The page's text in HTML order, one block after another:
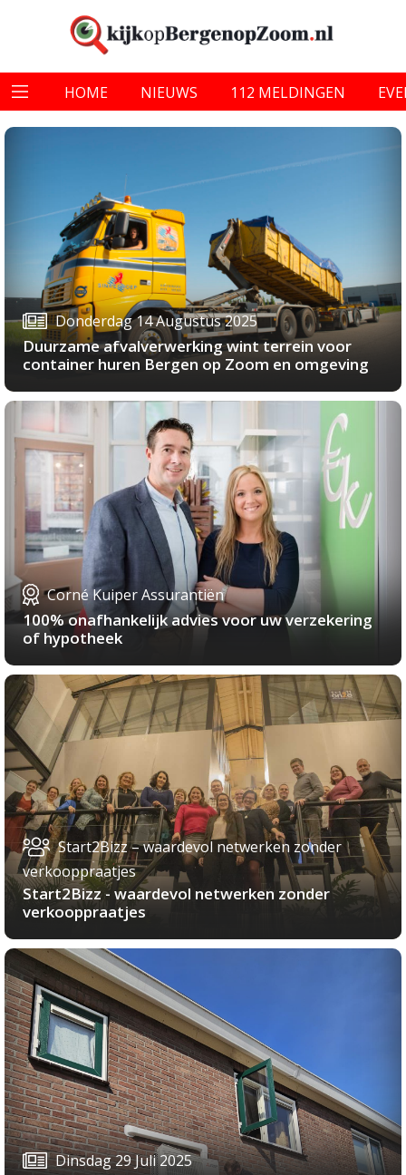
HOME NIEUWS 112 MELDINGEN
Donderdag 14 Augustus 2025
Duurzame afvalverwerking wint terrein voor
container huren Bergen op Zoom en omgeving
Corné Kuiper Assurantiën
100% onafhankelijk advies voor uw verzekering
of hypotheek
Start2Bizz – waardevol netwerken zonder
verkooppraatjes
Start2Bizz - waardevol netwerken zonder
verkooppraatjes
Dinsdag 29 Juli 2025